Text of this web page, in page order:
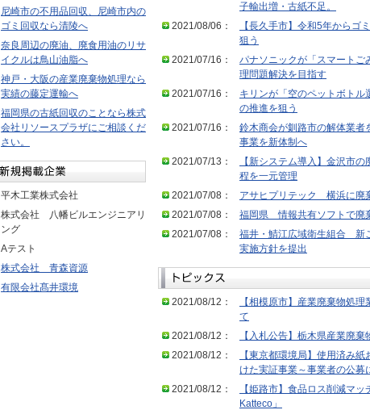
尼崎市の不用品回収、尼崎市内の
ゴミ回収なら清陵へ
奈良周辺の廃油、廃食用油のリサ
イクルは鳥山油脂へ
神戸・大阪の産業廃棄物処理なら
実績の藤定運輸へ
福岡県の古紙回収のことなら株式
会社リソースプラザにご相談くだ
さい。
平木工業株式会社
株式会社 八幡ビルエンジニアリ
ング
Aテスト
株式会社 青森資源
有限会社髙井環境
子輸出増・古紙不足。
2021/08/06：
【長久手市】令和5年からゴ
狙う
2021/07/16：
パナソニックが「スマートご
理問題解決を目指す
2021/07/16：
キリンが「空のペットボト
の推進を狙う
2021/07/16：
鈴木商会が釧路市の解体業者
事業を新体制へ
2021/07/13：
【新システム導入】金沢市
程を一元管理
2021/07/08：
アサヒプリテック 横浜に廃
2021/07/08：
福岡県 情報共有ソフトで廃
2021/07/08：
福井・鯖江広域衛生組合 新
実施方針を提出
2021/08/12：
【相模原市】産業廃棄物処
て
2021/08/12：
【入札公告】栃木県産業廃
2021/08/12：
【東京都環境局】使用済み
けた実証事業～事業者の公募
2021/08/12：
【姫路市】食品ロス削減マ
Katteco」